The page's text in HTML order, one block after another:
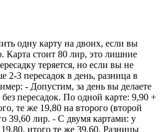
одну карту на двоих, если вы
Карта стоит 80 лир, это лишние
теряется, но если вы не
2-3 пересадок в день, разница в
- Допустим, за день вы делаете
пересадок. По одной карте: 9,90 +
те же 19,80 на второго (второй
39,60 лир. - С двумя картами: у
итого те же 39,60. Разницы